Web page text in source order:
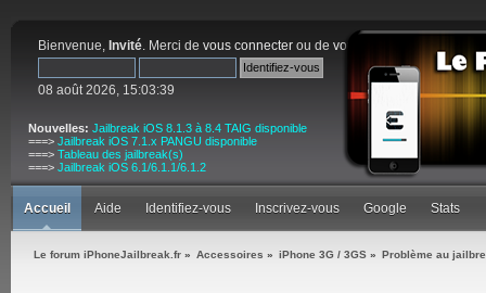
Bienvenue, Invité. Merci de vous connecter ou de vous inscrire
08 août 2026, 15:03:39
Nouvelles: Jailbreak iOS 8.1.3 à 8.4 TAIG disponible
===> Jailbreak iOS 7.1.x PANGU disponible
===> Tableau des jailbreak(s)
===> Jailbreak iOS 6.1/6.1.1/6.1.2
Accueil Aide Identifiez-vous Inscrivez-vous Google Stats
Le forum iPhoneJailbreak.fr » Accessoires » iPhone 3G / 3GS » Problème au